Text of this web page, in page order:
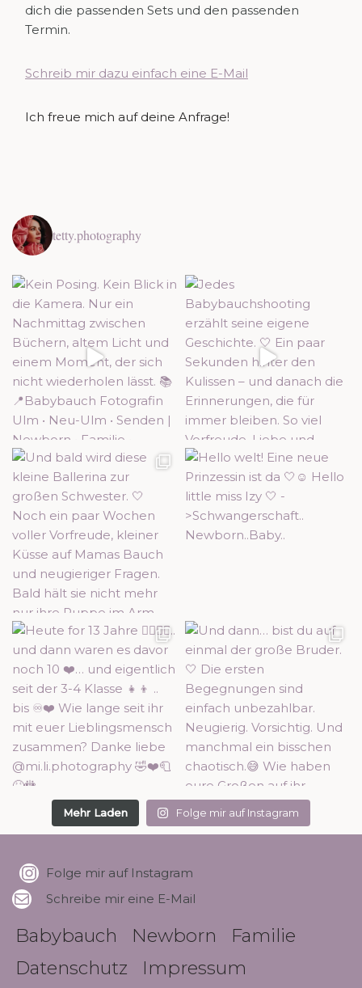
dich die passenden Sets und den passenden
Termin.
Schreib mir dazu einfach eine E-Mail
Ich freue mich auf deine Anfrage!
tetty.photography
Mehr Laden Folge mir auf Instagram
Folge mir auf Instagram
Schreibe mir eine E-Mail
Babybauch Newborn
Familie
Datenschutz
Impressum